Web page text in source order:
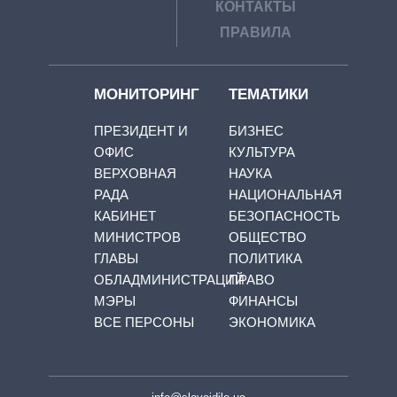
КОНТАКТЫ
ПРАВИЛА
МОНИТОРИНГ
ПРЕЗИДЕНТ И
ОФИС
ВЕРХОВНАЯ
РАДА
КАБИНЕТ
МИНИСТРОВ
ГЛАВЫ
ОБЛАДМИНИСТРАЦИЙ
МЭРЫ
ВСЕ ПЕРСОНЫ
ТЕМАТИКИ
БИЗНЕС
КУЛЬТУРА
НАУКА
НАЦИОНАЛЬНАЯ
БЕЗОПАСНОСТЬ
ОБЩЕСТВО
ПОЛИТИКА
ПРАВО
ФИНАНСЫ
ЭКОНОМИКА